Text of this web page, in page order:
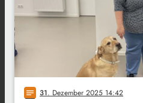
notes 31. Dezember 2025 14:42